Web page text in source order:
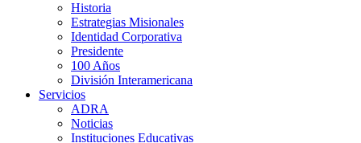
Historia
Estrategias Misionales
Identidad Corporativa
Presidente
100 Años
División Interamericana
Servicios
ADRA
Noticias
Instituciones Educativas